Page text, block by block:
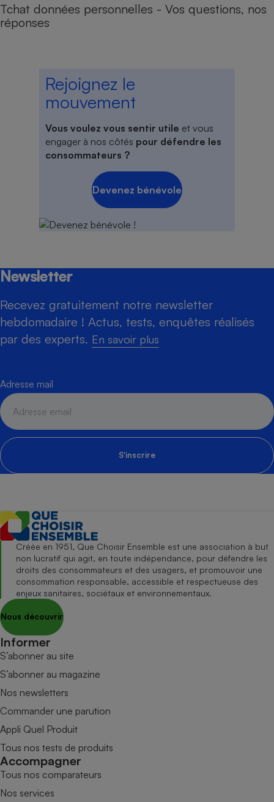
Tchat données personnelles - Vos questions, nos
réponses
Rejoignez le
mouvement
Vous voulez vous sentir utile et vous
engager à nos côtés pour défendre les
consommateurs ?
Devenez bénévole
Newsletter
Recevez gratuitement notre newsletter
hebdomadaire ! Actus, tests, enquêtes réalisés
par des experts. En savoir plus
Adresse mail
S'inscrire
Créée en 1951, Que Choisir Ensemble est une association à but
non lucratif qui agit, en toute indépendance, pour défendre les
droits des consommateurs et des usagers, et promouvoir une
consommation responsable, accessible et respectueuse des
enjeux sanitaires, sociétaux et environnementaux.
Nous découvrir
Informer
S’abonner au site
S’abonner au magazine
Nos newsletters
Commander une parution
Appli Quel Produit
Tous nos tests de produits
Accompagner
Tous nos comparateurs
Nos services